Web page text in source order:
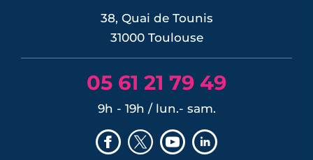
38, Quai de Tounis
31000 Toulouse
05 61 21 79 49
9h - 19h / lun.- sam.